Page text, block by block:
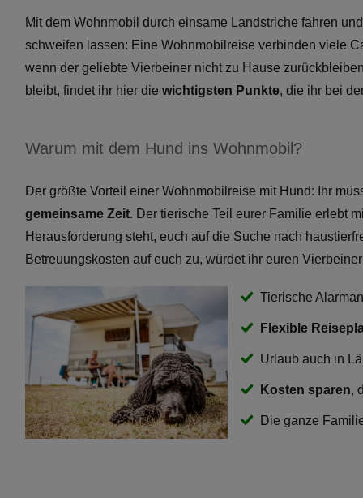
Mit dem Wohnmobil durch einsame Landstriche fahren
schweifen lassen: Eine Wohnmobilreise verbinden viele
wenn der geliebte Vierbeiner nicht zu Hause
bleibt, findet ihr hier die wichtigsten Punkte, die ihr bei
Warum mit dem Hund ins Wohnmobil?
Der größte Vorteil einer Wohnmobilreise mit Hund: Ihr
gemeinsame Zeit. Der tierische Teil eurer Familie erlebt
Herausforderung steht, euch auf die Suche nach
Betreuungskosten auf euch zu, würdet ihr euren
Tierische
Flexible
Urlaub auch in
Kosten sparen,
Die ganze